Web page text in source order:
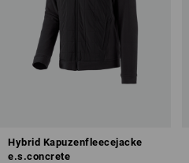
Hybrid Kapuzenfleecejacke
e.s.concrete